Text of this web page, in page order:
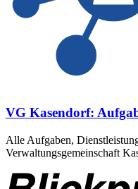
VG Kasendorf:
Alle Aufgaben,
Verwaltungsgemeinschaft